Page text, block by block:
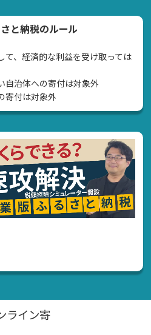
と納税のルール
、経済的な利益を受け取っては
治体への寄付は対象外
寄付は対象外
ライン寄